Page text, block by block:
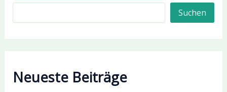
Suchen
Neueste Beiträge